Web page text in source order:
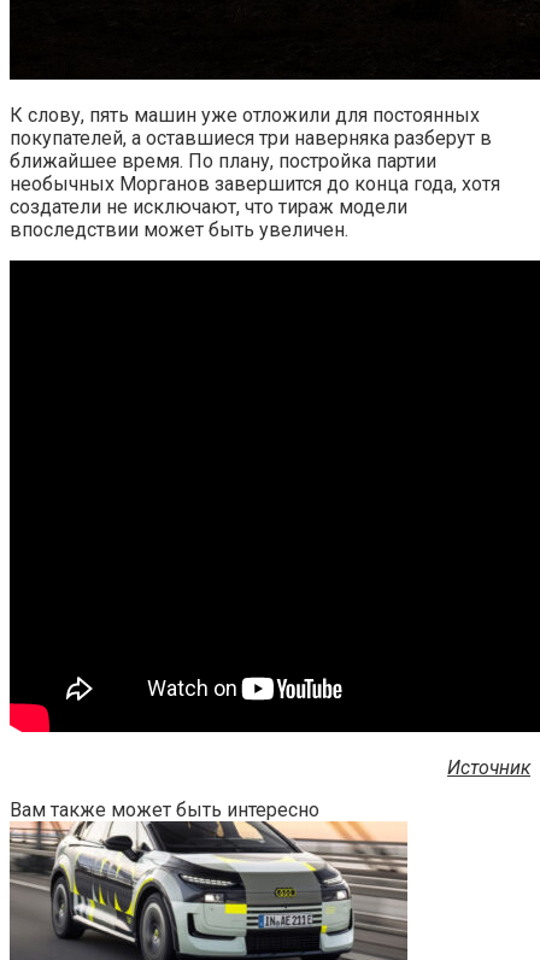
К слову, пять машин уже отложили для постоянных
покупателей, а оставшиеся три наверняка разберут в
ближайшее время. По плану, постройка партии
необычных Морганов завершится до конца года, хотя
создатели не исключают, что тираж модели
впоследствии может быть увеличен.
Источник
Вам также может быть интересно